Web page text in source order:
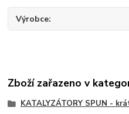
Výrobce
Zboží zařazeno v
KATALYZÁTORY SPUN -